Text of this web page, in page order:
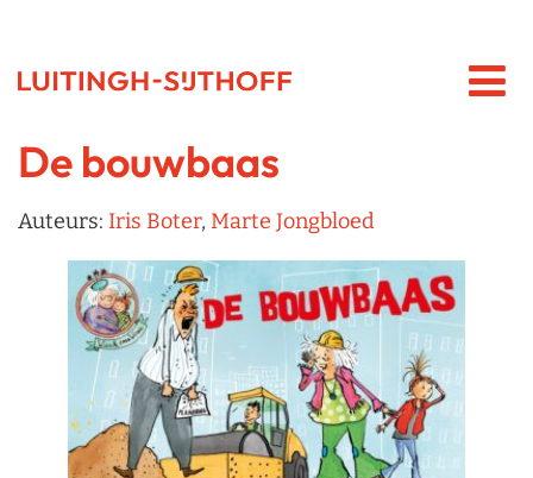
De bouwbaas
Auteurs: Iris Boter, Marte Jongbloed